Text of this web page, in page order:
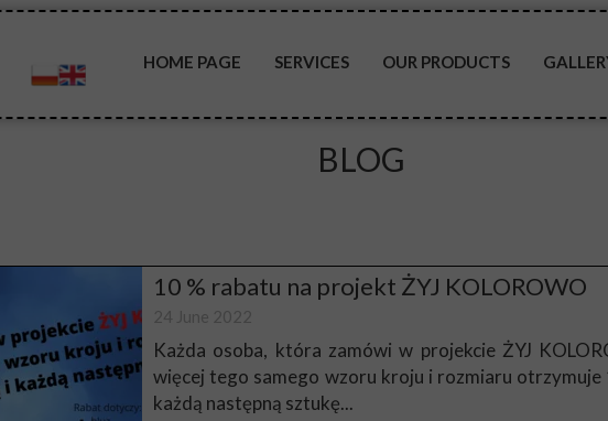
BLOG
10 % rabatu na projekt ŻYJ KOLOROWO
24 June 2022
Każda osoba, która zamówi w projekcie ŻYJ
więcej tego samego wzoru kroju i rozmiaru otrzymuje
każdą następną sztukę...
HOME PAGE SERVICES OUR PRODUCTS
ŻYJ KOLOROWO